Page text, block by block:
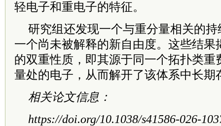
轻电子和重电子的特征。
研究组还发现一个与重分量相关的
一个尚未被解释的新自由度。这些结果
的双重性质，即其源于同一个拓扑类重
量处的电子，从而解开了该体系中长期
相关论文信息：
https://doi.org/10.1038/s41586-026-